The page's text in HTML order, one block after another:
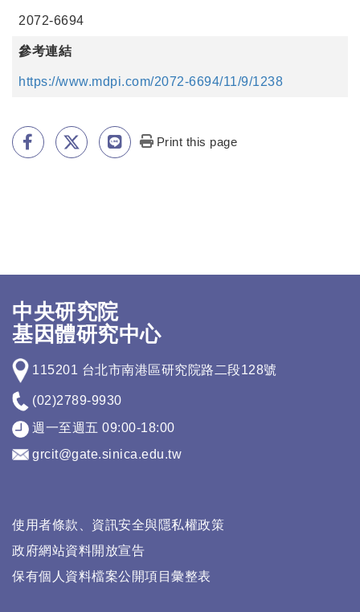
2072-6694
參考連結
https://www.mdpi.com/2072-6694/11/9/1238
Print this page
中央研究院
基因體研究中心
115201 台北市南港區研究院路二段128號
(02)2789-9930
週一至週五 09:00-18:00
grcit@gate.sinica.edu.tw
使用者條款、資訊安全與隱私權政策
政府網站資料開放宣告
保有個人資料檔案公開項目彙整表